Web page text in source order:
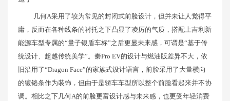
几何A采用了较为常见的封闭式前脸设计，但并未让人觉得平
庸，反而在各种线条的衬托之下凸显了凌厉的气质，搭配上吉利新
能源车型专属的“量子银盾车标”之后更显未来感，可谓是“基于传
统设计、超越传统美学”。秦Pro EV的设计与燃油版差异不大，依
旧沿用了“Dragon Face”的家族式设计语言，前脸采用了大量横向
的镀铬条作为装饰，但由于是轿车车型所以整个前脸看起来并不协
调。相比之下几何A的前脸更富设计感与未来感，也更受年轻消费